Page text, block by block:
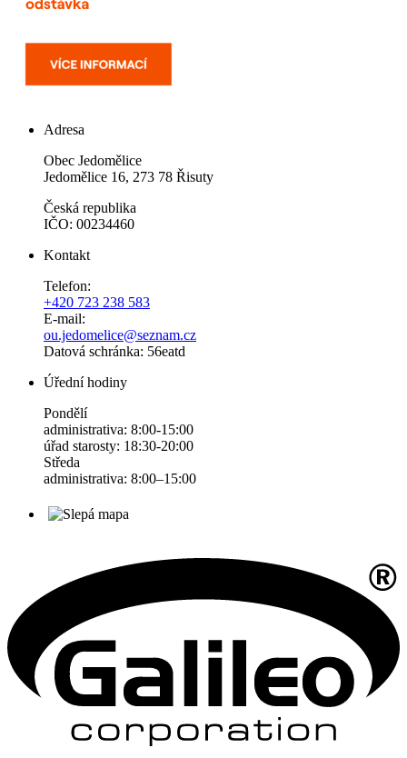
Adresa
Obec Jedomělice
Jedomělice 16, 273 78 Řisuty
Česká republika
IČO: 00234460
Kontakt
Telefon:
+420 723 238 583
E-mail:
ou.jedomelice@seznam.cz
Datová schránka: 56eatd
Úřední hodiny
Pondělí
administrativa: 8:00-15:00
úřad starosty: 18:30-20:00
Středa
administrativa: 8:00–15:00